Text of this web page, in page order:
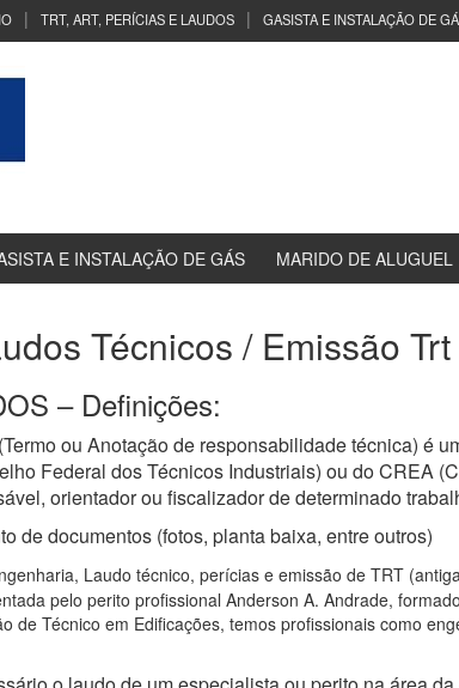
TRT, ART, PERÍCIAS E LAUDOS GASISTA E INSTALAÇÃO DE
E INSTALAÇÃO DE GÁS MARIDO DE ALUGUEL
Técnicos / Emissão
– Definições:
(Termo ou Anotação de responsabilidade técnica) é
Federal dos Técnicos Industriais) ou do CREA
orientador ou fiscalizador de determinado
de documentos (fotos, planta baixa, entre outros)
Laudo técnico, perícias e emissão de TRT
pelo perito profissional Anderson A. Andrade,
de Técnico em Edificações, temos profissionais como